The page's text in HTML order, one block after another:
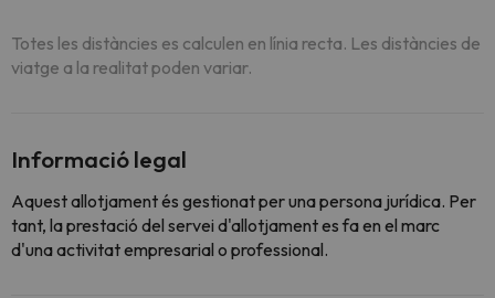
Totes les distàncies es calculen en línia recta. Les distàncies de
viatge a la realitat poden variar.
Informació legal
Aquest allotjament és gestionat per una persona jurídica. Per
tant, la prestació del servei d'allotjament es fa en el marc
d'una activitat empresarial o professional.